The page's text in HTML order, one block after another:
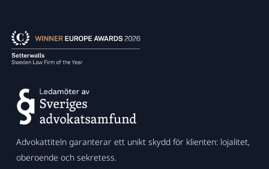
Advokattiteln garanterar ett unikt skydd för klienten: lojalitet,
oberoende och sekretess.